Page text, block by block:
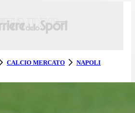
CALCIO MERCATO NAPOLI